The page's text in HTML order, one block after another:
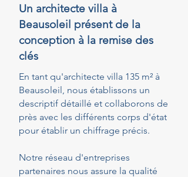
Un architecte villa à
Beausoleil présent de la
conception à la remise des
clés
En tant qu'architecte villa 135 m² à
Beausoleil, nous établissons un
descriptif détaillé et collaborons de
près avec les différents corps d'état
pour établir un chiffrage précis.
Notre réseau d'entreprises
partenaires nous assure la qualité